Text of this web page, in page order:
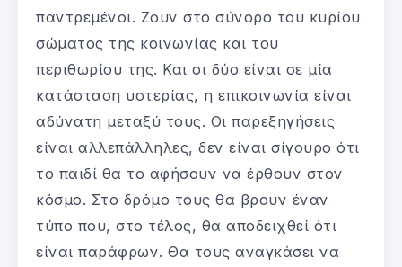
παντρεμένοι. Ζουν στο σύνορο του κυρίου
σώματος της κοινωνίας και του
περιθωρίου της. Και οι δύο είναι σε μία
κατάσταση υστερίας, η επικοινωνία είναι
αδύνατη μεταξύ τους. Οι παρεξηγήσεις
είναι αλλεπάλληλες, δεν είναι σίγουρο ότι
το παιδί θα το αφήσουν να έρθουν στον
κόσμο. Στο δρόμο τους θα βρουν έναν
τύπο που, στο τέλος, θα αποδειχθεί ότι
είναι παράφρων. Θα τους αναγκάσει να